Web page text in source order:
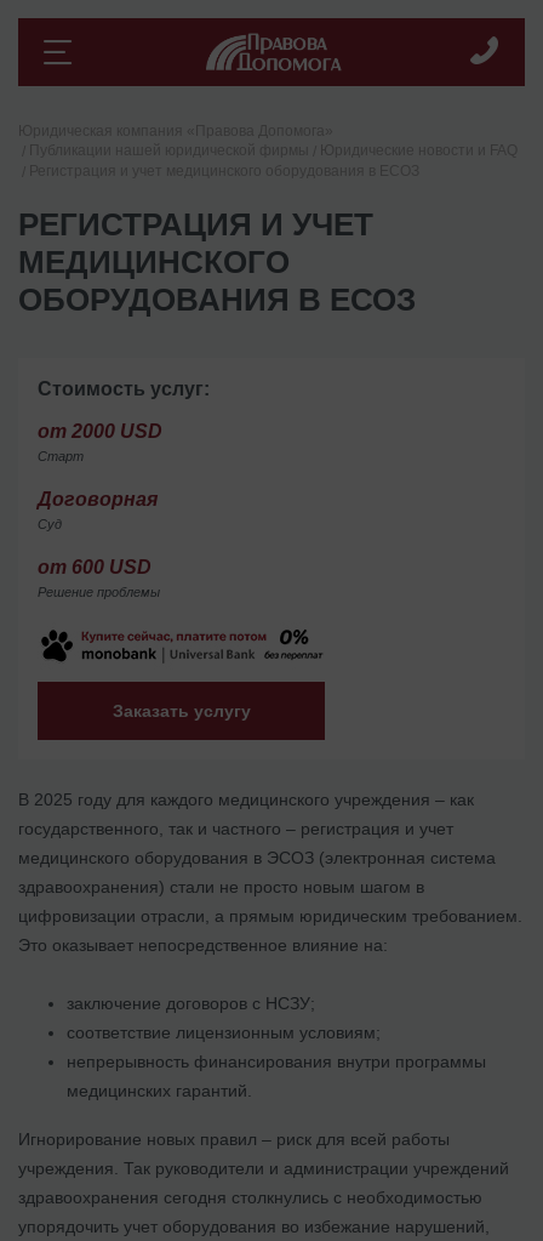
РЕГИСТРАЦИЯ И УЧЕТ
МЕДИЦИНСКОГО
ОБОРУДОВАНИЯ В ЕСОЗ
Стоимость услуг:
от 2000 USD
Старт
Договорная
Суд
от 600 USD
Решение проблемы
Заказать услугу
В 2025 году для каждого медицинского учреждения – как
государственного, так и частного – регистрация и учет
медицинского оборудования в ЭСОЗ (электронная система
здравоохранения) стали не просто новым шагом в
цифровизации отрасли, а прямым юридическим требованием.
Это оказывает непосредственное влияние на:
заключение договоров с НСЗУ;
соответствие лицензионным условиям;
непрерывность финансирования внутри программы
медицинских гарантий.
Игнорирование новых правил – риск для всей работы
учреждения. Так руководители и администрации учреждений
здравоохранения сегодня столкнулись с необходимостью
упорядочить учет оборудования во избежание нарушений,